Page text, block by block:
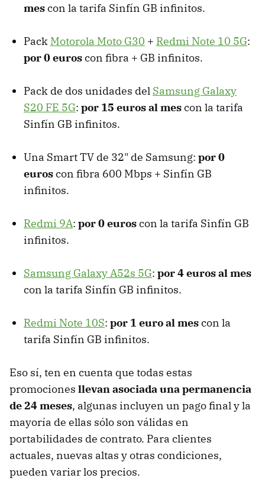
mescon la tarifa Sinfín GB infinitos.
Pack Motorola Moto G30 + Redmi Note 10 5G:
por 0 euroscon fibra + GB infinitos.
Pack de dos unidades del Samsung Galaxy
S20 FE 5G: por 15 euros al mescon la tarifa
Sinfín GB infinitos.
Una Smart TV de 32" de Samsung: por 0
euroscon fibra 600 Mbps + Sinfín GB
infinitos.
Redmi 9A: por 0 euroscon la tarifa Sinfín GB
infinitos.
Samsung Galaxy A52s 5G: por 4 euros al mes
con la tarifa Sinfín GB infinitos.
Redmi Note 10S: por 1 euro al mescon la
tarifa Sinfín GB infinitos.
Eso sí, ten en cuenta que todas estas
promociones llevan asociada una permanencia
de 24 meses, algunas incluyen un pago final y la
mayoría de ellas sólo son válidas en
portabilidades de contrato. Para clientes
actuales, nuevas altas y otras condiciones,
pueden variar los precios.